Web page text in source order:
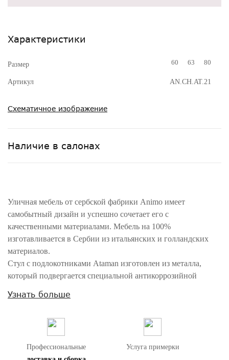
Характеристики
Размер 60 63 80
Артикул AN.CH.AT.21
Схематичное изображение
Наличие в салонах
Уличная мебель от сербской фабрики Animo имеет
самобытный дизайн и успешно сочетает его с
качественными материалами. Мебель на 100%
изготавливается в Сербии из итальянских и голландских
материалов.
Стул с подлокотниками Ataman изготовлен из металла,
который подвергается специальной антикоррозийной
водостойкая коллекционная ткань. Все чехлы съемные, их
наполнитель-подушки.
Подушки заполнены сухой пеной, которая имеет структуру
с открытыми порами, поэтому воздух может свободно
Узнать больше
Профессиональные
Услуга примерки